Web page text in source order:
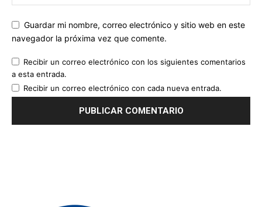
Guardar mi nombre, correo electrónico y sitio web en este
navegador la próxima vez que comente.
Recibir un correo electrónico con los siguientes comentarios
a esta entrada.
Recibir un correo electrónico con cada nueva entrada.